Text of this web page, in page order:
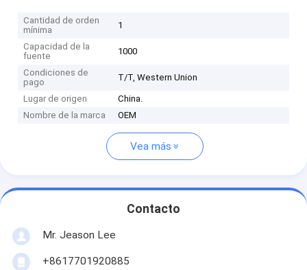
Cantidad de orden
mínima
1
Capacidad de la
fuente
1000
Condiciones de
pago
T/T, Western Union
Lugar de origen
China.
Nombre de la marca
OEM
Vea más
Contacto
Mr. Jeason Lee
+8617701920885